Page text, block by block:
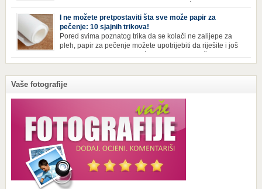
Izbjeljivač bez premca Čak i kada se pere najboljim deterdžentima, uz
dodatak izbjeljivača, rublje ne dobija blistavu bjelinu. Možda niste znali
da je cijeđ drvenog pepela fenomenalno sredstvo za pranje bijelog […]
I ne možete pretpostaviti šta sve može papir za
pečenje: 10 sjajnih trikova!
Pored svima poznatog trika da se kolači ne zalijepe za
pleh, papir za pečenje možete upotrijebiti da riješite i još
upotrebu papira za pečenje koji će vam učiniti život lakšim i eliminisati
male smetnje koje često niko ne zna kako da popravi! Uglancajte česme
Papirom […]
Vaše fotografije